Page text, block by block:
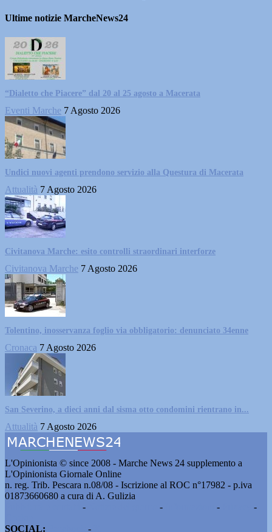
Ultime notizie MarcheNews24
“Dialetto che Piacere” dal 20 al 25 agosto a Macerata
Eventi Marche 7 Agosto 2026
Undici nuovi agenti prendono servizio alla Questura di Macerata
Attualità 7 Agosto 2026
Civitanova Marche: esito controlli straordinari interforze
Civitanova Marche 7 Agosto 2026
Tolentino, inosservanza foglio via obbligatorio: denunciato 34enne
Cronaca 7 Agosto 2026
San Severino, a dieci anni dal sisma otto condomini rientrano in...
Attualità 7 Agosto 2026
L'Opinionista © since 2008 - Marche News 24 supplemento a
L'Opinionista Giornale Online
n. reg. Trib. Pescara n.08/08 - Iscrizione al ROC n°17982 - p.iva
01873660680 a cura di A. Gulizia
- - -
-
SOCIAL:
-